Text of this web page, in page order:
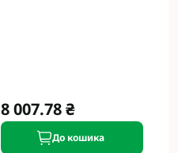
8 007.78 ₴
До кошика